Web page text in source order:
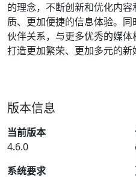
的理念，不断创新和优化内
质、更加便捷的信息体验。
伙伴关系，与更多优秀的媒
打造更加繁荣、更加多元的新
版本信息
当前版本
4.6.0
系统要求